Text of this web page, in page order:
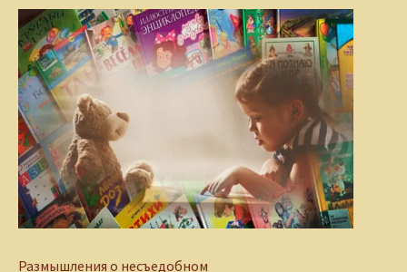
Размышления о несъедобном